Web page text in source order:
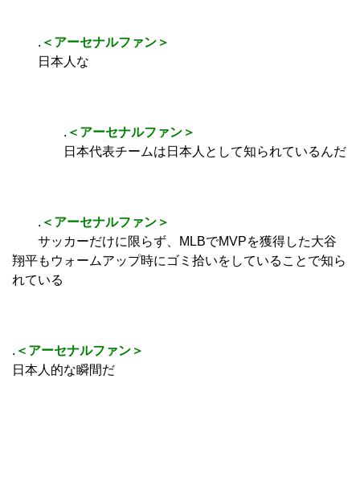
. ＜アーセナルファン＞
日本人な
. ＜アーセナルファン＞
日本代表チームは日本人として知られているんだ
. ＜アーセナルファン＞
サッカーだけに限らず、MLBでMVPを獲得した大谷
翔平もウォームアップ時にゴミ拾いをしていることで知ら
れている
. ＜アーセナルファン＞
日本人的な瞬間だ